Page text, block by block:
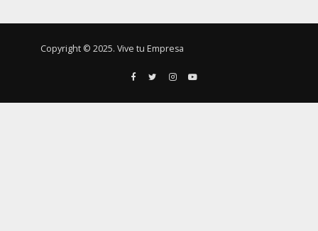
Copyright © 2025. Vive tu Empresa